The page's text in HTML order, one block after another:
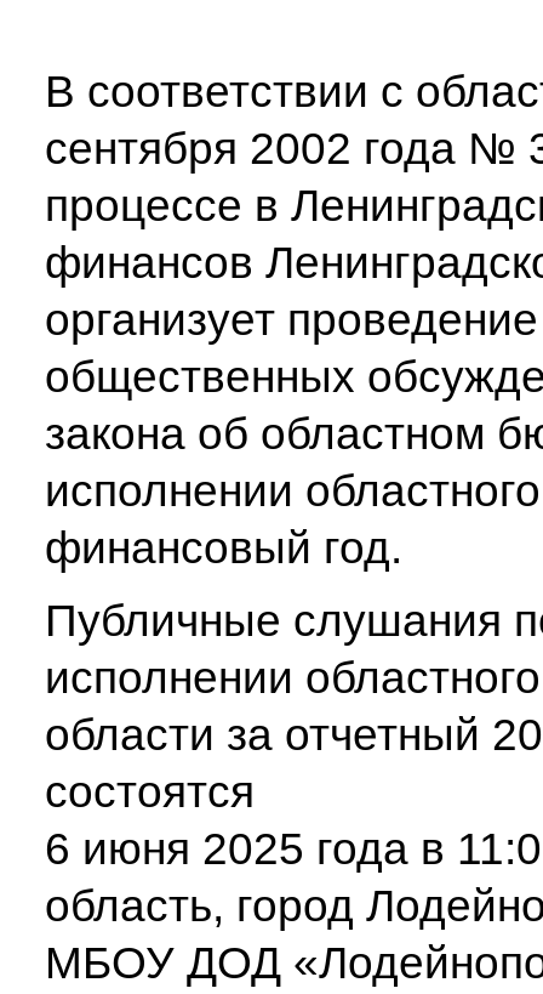
В соответствии с
сентября 2002 года
процессе в
финансов
организует
общественных
закона об областном
исполнении
финансовый год.
Публичные слушания
исполнении
области за отчетный
состоятся
6 июня 2025 года в
область, город
МБОУ ДОД